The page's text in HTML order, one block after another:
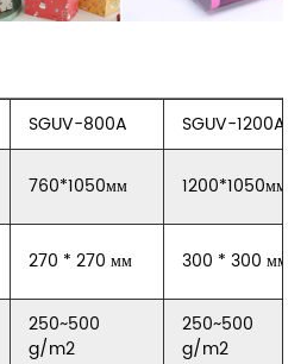
SGUV-800A
SGUV-1200A
760*1050мм 1200*1050мм
270 * 270 мм 300 * 300 мм
250~500
g/m2
250~500
g/m2